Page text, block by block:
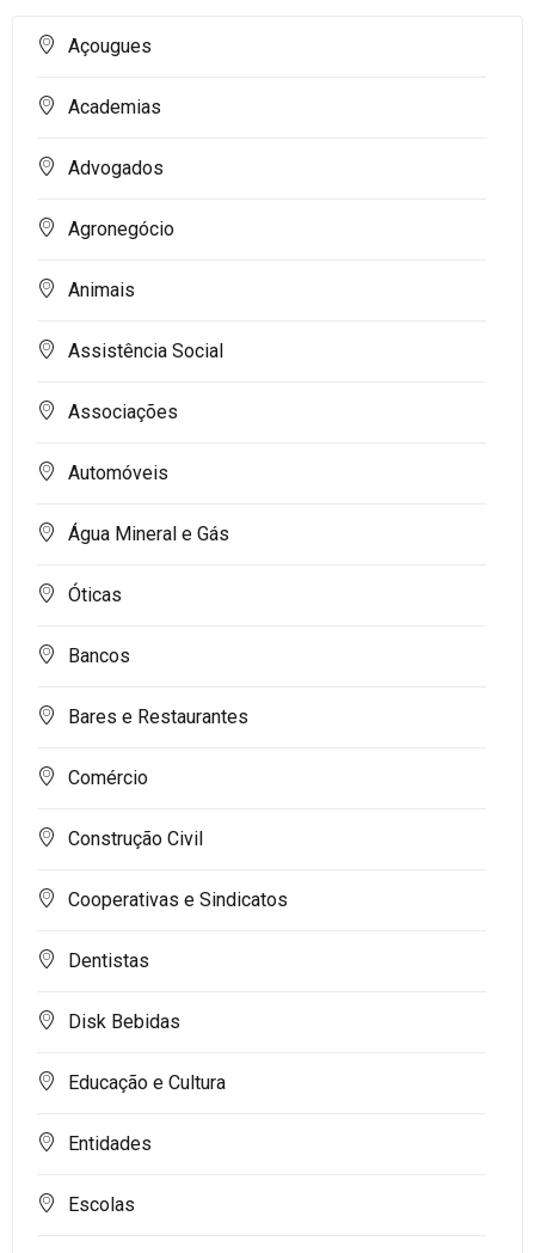
Açougues
Academias
Advogados
Agronegócio
Animais
Assistência Social
Associações
Automóveis
Água Mineral e Gás
Óticas
Bancos
Bares e Restaurantes
Comércio
Construção Civil
Cooperativas e Sindicatos
Dentistas
Disk Bebidas
Educação e Cultura
Entidades
Escolas